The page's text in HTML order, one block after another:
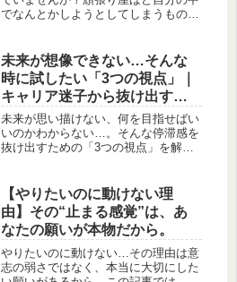
でなんとかしようとしてしまうもので
グの視点から、悩みとの向き合い方に
ついてお伝えします。
未来が想像できない…そんな
時に試したい「3つの視点」｜
キャリア迷子から抜け出す方
法
未来が思い描けない、何を目指せばい
いのかわからない…。そんな停滞感を
抜け出すための「3つの視点」を解
【やりたいのに動けない理
由】その“止まる感覚”は、あ
なたの願いが本物だから。
やりたいのに動けない…その理由は意
志の弱さではなく、本当に大切にした